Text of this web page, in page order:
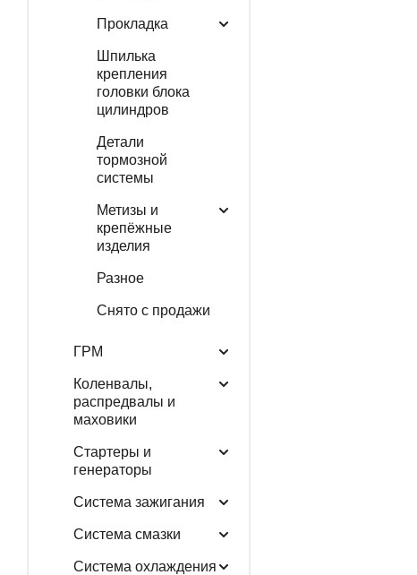
Прокладка
Шпилька
крепления
головки блока
цилиндров
Детали
тормозной
системы
Метизы и
крепёжные
изделия
Разное
Снято с продажи
ГРМ
Коленвалы,
распредвалы и
маховики
Стартеры и
генераторы
Система зажигания
Система смазки
Система охлаждения